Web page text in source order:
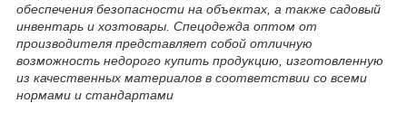
обеспечения безопасности на объектах, а также садовый
инвентарь и хозтовары. Спецодежда оптом от
производителя представляет собой отличную
возможность недорого купить продукцию, изготовленную
из качественных материалов в соответствии со всеми
нормами и стандартами